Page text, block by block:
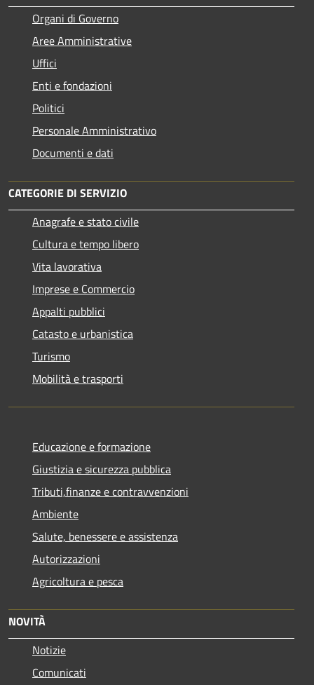
Organi di Governo
Aree Amministrative
Uffici
Enti e fondazioni
Politici
Personale Amministrativo
Documenti e dati
CATEGORIE DI SERVIZIO
Anagrafe e stato civile
Cultura e tempo libero
Vita lavorativa
Imprese e Commercio
Appalti pubblici
Catasto e urbanistica
Turismo
Mobilità e trasporti
Educazione e formazione
Giustizia e sicurezza pubblica
Tributi,finanze e contravvenzioni
Ambiente
Salute, benessere e assistenza
Autorizzazioni
Agricoltura e pesca
NOVITÀ
Notizie
Comunicati